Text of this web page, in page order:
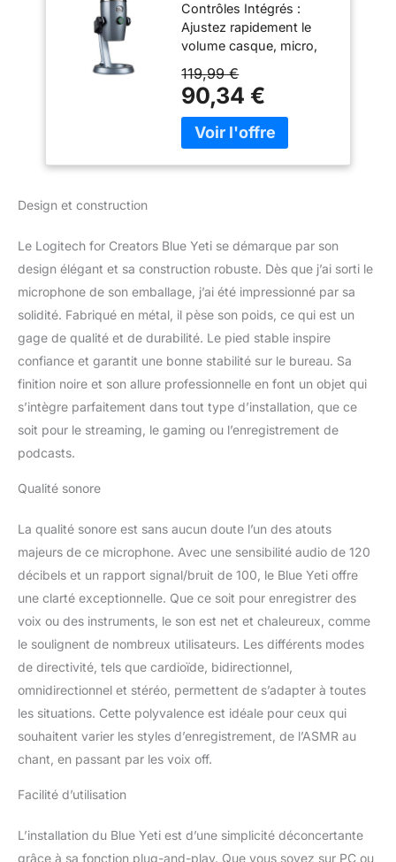
Enregistrer,
Streaming, Gaming,
Podcast, Micro
Gaming
Condensateur avec
Effets Blue VO!CE,
Micro PC & Mac,
Cardioïde & Omni,
Monitoring sans
Contrôles Intégrés :
Ajustez rapidement le
volume casque, micro,
pour vous concentrer
sur la performance et
connectez-le au PC ou
ordinateur portable via le
divertissez votre
audience avec des effets
améliorés, modulation
HD Monitoring sans
latence : Monitorez votre
enregistrement audio
avec précision grâce à la
sortie casque et contrôle
du volume, assurant un
son idéal à chaque fois
119,99 €
90,34 €
Design et construction
Le Logitech for Creators Blue Yeti se démarque par son
design élégant et sa construction robuste. Dès que j’ai sorti le
microphone de son emballage, j’ai été impressionné par sa
solidité. Fabriqué en métal, il pèse son poids, ce qui est un
gage de qualité et de durabilité. Le pied stable inspire
confiance et garantit une bonne stabilité sur le bureau. Sa
finition noire et son allure professionnelle en font un objet qui
s’intègre parfaitement dans tout type d’installation, que ce
soit pour le streaming, le gaming ou l’enregistrement de
podcasts.
Qualité sonore
La qualité sonore est sans aucun doute l’un des atouts
majeurs de ce microphone. Avec une sensibilité audio de 120
décibels et un rapport signal/bruit de 100, le Blue Yeti offre
une clarté exceptionnelle. Que ce soit pour enregistrer des
voix ou des instruments, le son est net et chaleureux, comme
le soulignent de nombreux utilisateurs. Les différents modes
de directivité, tels que cardioïde, bidirectionnel,
omnidirectionnel et stéréo, permettent de s’adapter à toutes
les situations. Cette polyvalence est idéale pour ceux qui
souhaitent varier les styles d’enregistrement, de l’ASMR au
chant, en passant par les voix off.
Facilité d’utilisation
L’installation du Blue Yeti est d’une simplicité déconcertante
grâce à sa fonction plug-and-play. Que vous soyez sur PC ou